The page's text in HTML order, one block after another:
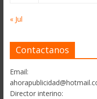
« Jul
Contactanos
Email:
Director interino: